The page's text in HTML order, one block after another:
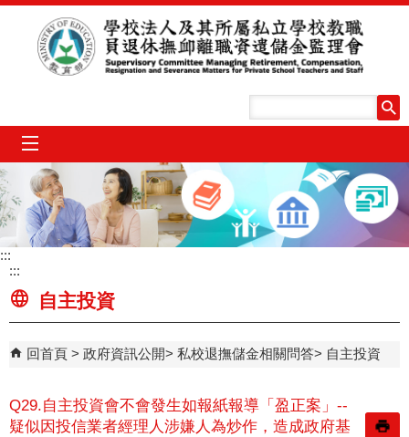
跳到主要內容區塊
:::
:::
自主投資
回首頁 政府資訊公開 私校退撫儲金相關問答 自主投資
Q29.自主投資會不會發生如報紙報導「盈正案」--
疑似因投信業者經理人涉嫌人為炒作，造成政府基